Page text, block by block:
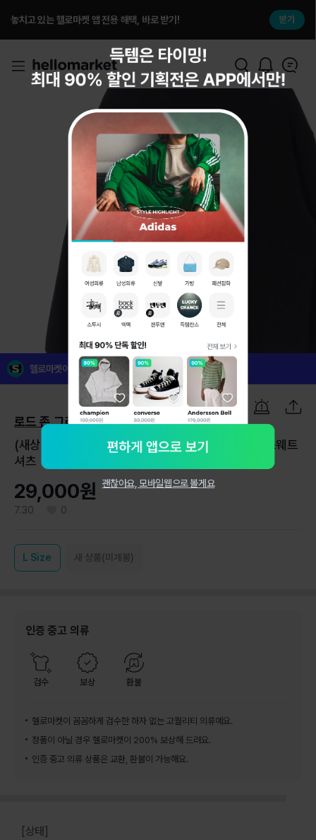
놓치고 있는 헬로마켓 앱 전용 해택, 바로 받기! 받기
1 / 7
헬로마켓이 꼼꼼하게 검수한 인증 중고 의류예요!
로드 존 그레이
(새상품)[L]로드 존 그레이 블랙 하프넥 긴팔 티셔츠 스웨트
셔츠
29,000원
7.30 0
L Size 새 상품(미개봉)
인증 중고 의류
검수 보상 환불
헬로마켓이 꼼꼼하게 검수한 하자 없는 고퀄리티 의류예요.
정품이 아닐 경우 헬로마켓이 200% 보상해 드려요.
인증 중고 의류 상품은 교환, 환불이 가능해요.
[상태]
괜찮아요, 모바일웹으로 볼게요